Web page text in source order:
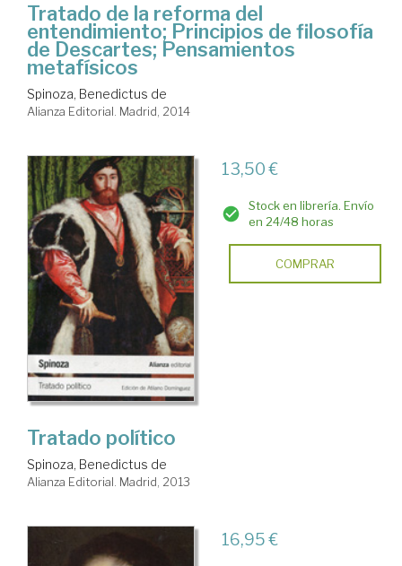
Tratado de la reforma del
entendimiento; Principios de filosofía
de Descartes; Pensamientos
metafísicos
Spinoza, Benedictus de
Alianza Editorial. Madrid, 2014
13,50 €
Stock en librería. Envío
en 24/48 horas
COMPRAR
Tratado político
Spinoza, Benedictus de
Alianza Editorial. Madrid, 2013
16,95 €